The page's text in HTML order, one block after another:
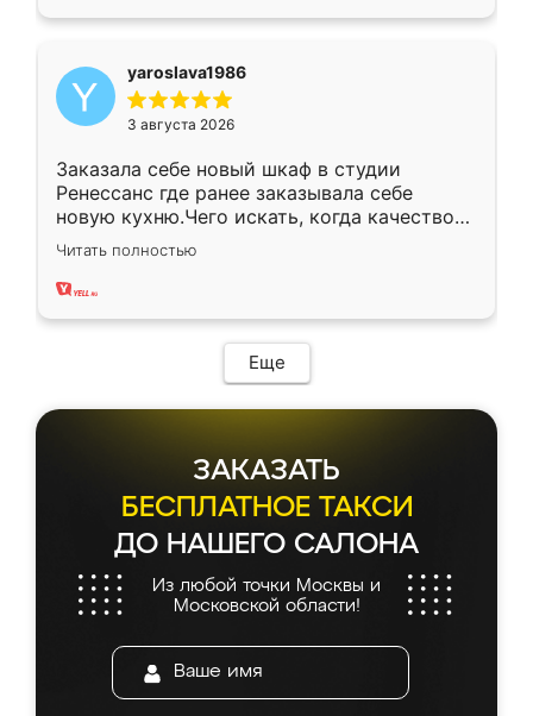
yaroslava1986
3 августа 2026
Заказала себе новый шкаф в студии
Ренессанс где ранее заказывала себе
новую кухню.Чего искать, когда качеством
вполне довольна. Служит кухня уже почти
два года, нареканий нет.
Читать полностью
Еще
ЗАКАЗАТЬ
БЕСПЛАТНОЕ ТАКСИ
ДО НАШЕГО САЛОНА
Из любой точки Москвы и
Московской области!